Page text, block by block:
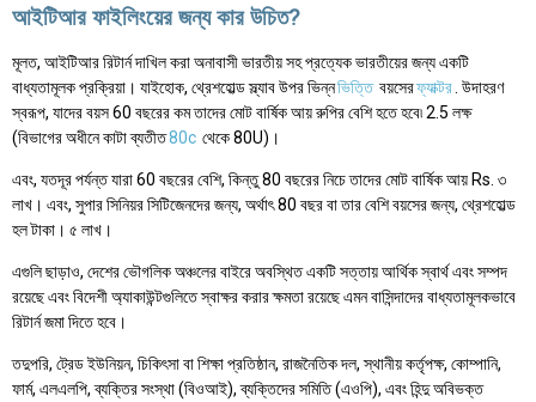
আইটিআর ফাইলিংয়ের জন্য কার উচিত?
মূলত, আইটিআর রিটার্ন দাখিল করা অনাবাসী ভারতীয় সহ প্রত্যেক ভারতীয়ের জন্য একটি
বাধ্যতামূলক প্রক্রিয়া। যাইহোক, থ্রেশহোল্ড স্ল্যাব উপর ভিন্নভিত্তি বয়সেরফ্যাক্টর . উদাহরণ
স্বরূপ, যাদের বয়স 60 বছরের কম তাদের মোট বার্ষিক আয় রুপির বেশি হতে হবে৷ 2.5 লক্ষ
(বিভাগের অধীনে কাটা ব্যতীত80c থেকে 80U)।
এবং, যতদূর পর্যন্ত যারা 60 বছরের বেশি, কিন্তু 80 বছরের নিচে তাদের মোট বার্ষিক আয় Rs. ৩
লাখ। এবং, সুপার সিনিয়র সিটিজেনদের জন্য, অর্থাৎ 80 বছর বা তার বেশি বয়সের জন্য, থ্রেশহোল্ড
হল টাকা। ৫ লাখ।
এগুলি ছাড়াও, দেশের ভৌগলিক অঞ্চলের বাইরে অবস্থিত একটি সত্তায় আর্থিক স্বার্থ এবং সম্পদ
রয়েছে এবং বিদেশী অ্যাকাউন্টগুলিতে স্বাক্ষর করার ক্ষমতা রয়েছে এমন বাসিন্দাদের বাধ্যতামূলকভাবে
রিটার্ন জমা দিতে হবে।
তদুপরি, ট্রেড ইউনিয়ন, চিকিৎসা বা শিক্ষা প্রতিষ্ঠান, রাজনৈতিক দল, স্থানীয় কর্তৃপক্ষ, কোম্পানি,
ফার্ম, এলএলপি, ব্যক্তির সংস্থা (বিওআই), ব্যক্তিদের সমিতি (এওপি), এবং হিন্দু অবিভক্ত